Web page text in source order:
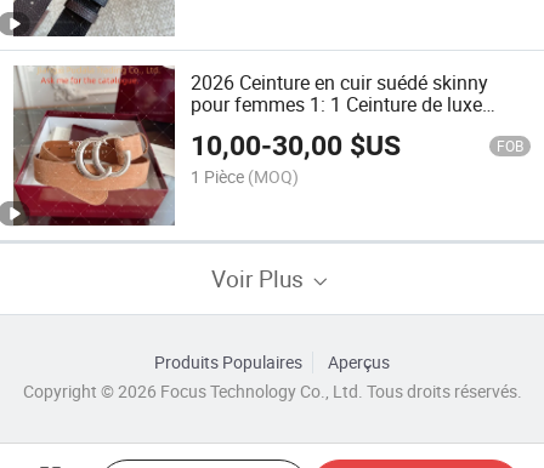
2026 Ceinture en cuir suédé skinny
pour femmes 1: 1 Ceinture de luxe
réplique avec boucle en forme de lettre
Gg pour femmes, ceinture de taille,
ceinture pour jeans
10,00-30,00 $US FOB
1 Pièce (MOQ)
Voir Plus
Produits Populaires
Aperçus
Copyright © 2026 Focus Technology Co., Ltd. Tous droits réservés.